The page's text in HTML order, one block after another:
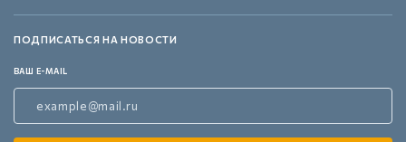
ПОДПИСАТЬСЯ НА НОВОСТИ
ВАШ E-MAIL